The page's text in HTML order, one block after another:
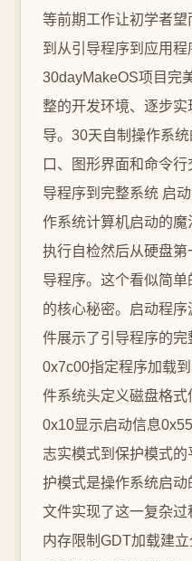
等前期工作让初学者
到从引导程序到应用
30dayMakeOS项目完
整的开发环境、逐步
导。30天自制操作系
口、图形界面和命令行
导程序到完整系统 启
作系统计算机启动的
执行自检然后从硬盘第
导程序。这个看似简
的核心秘密。启动程
件展示了引导程序的
0x7c00指定程序加载
件系统头定义磁盘格
0x10显示启动信息
志实模式到保护模式
护模式是操作系统启
文件实现了这一复杂
内存限制GDT加载建